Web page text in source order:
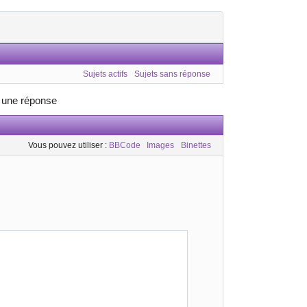
Sujets actifs Sujets sans réponse
réponse
Vous pouvez utiliser : BBCode Images Binettes